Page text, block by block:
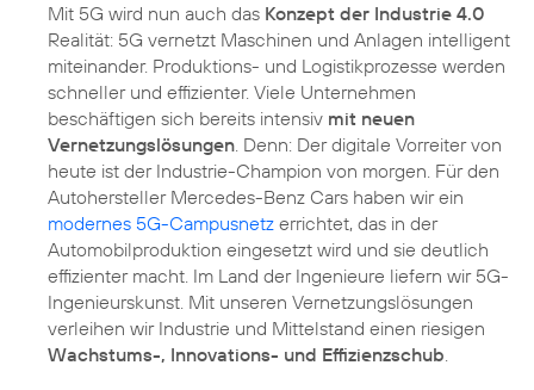
Mit 5G wird nun auch das Konzept der Industrie 4.0
Realität: 5G vernetzt Maschinen und Anlagen intelligent
miteinander. Produktions- und Logistikprozesse werden
schneller und effizienter. Viele Unternehmen
beschäftigen sich bereits intensiv mit neuen
Vernetzungslösungen. Denn: Der digitale Vorreiter von
heute ist der Industrie-Champion von morgen. Für den
Autohersteller Mercedes-Benz Cars haben wir ein
modernes 5G-Campusnetz errichtet, das in der
Automobilproduktion eingesetzt wird und sie deutlich
effizienter macht. Im Land der Ingenieure liefern wir 5G-
Ingenieurskunst. Mit unseren Vernetzungslösungen
verleihen wir Industrie und Mittelstand einen riesigen
Wachstums-, Innovations- und Effizienzschub.